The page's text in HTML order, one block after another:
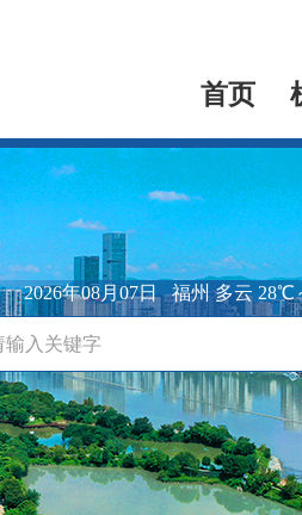
首页
2026年08月07日 福州 多云 28℃